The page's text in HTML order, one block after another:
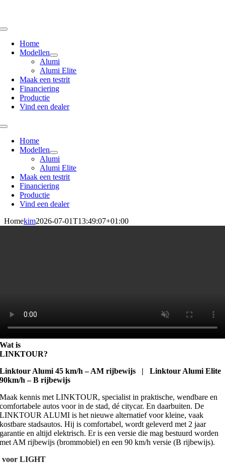
content
Toggle
NavigationHome
Modellen
Alumi
Alumi Elite
Maak een testrit
Financiering
Productie
Vind een dealer
Toggle
NavigationHome
Modellen
Alumi
Alumi Elite
Maak een testrit
Financiering
Productie
Vind een dealer
Homekim2026-07-01T13:49:07+01:00
Wat is
LINKTOUR?
Linktour Alumi 45 km/h – AM rijbewijs | Linktour Alumi Elite
90km/h – B rijbewijs
Maak kennis met LINKTOUR, specialist in praktische, wendbare en
comfortabele autos voor in de stad, dé citycar. En daarbuiten. De
LINKTOUR ALUMI is het nieuwe alternatief voor kleine, vaak
kostbare stadsautos. Hij is comfortabel, wordt geleverd met 2 jaar
garantie en altijd elektrisch. Er is een versie die mag bestuurd worden
met AM rijbewijs (brommobiel) en een 90 km/h versie (B rijbewijs).
voor LIGHT